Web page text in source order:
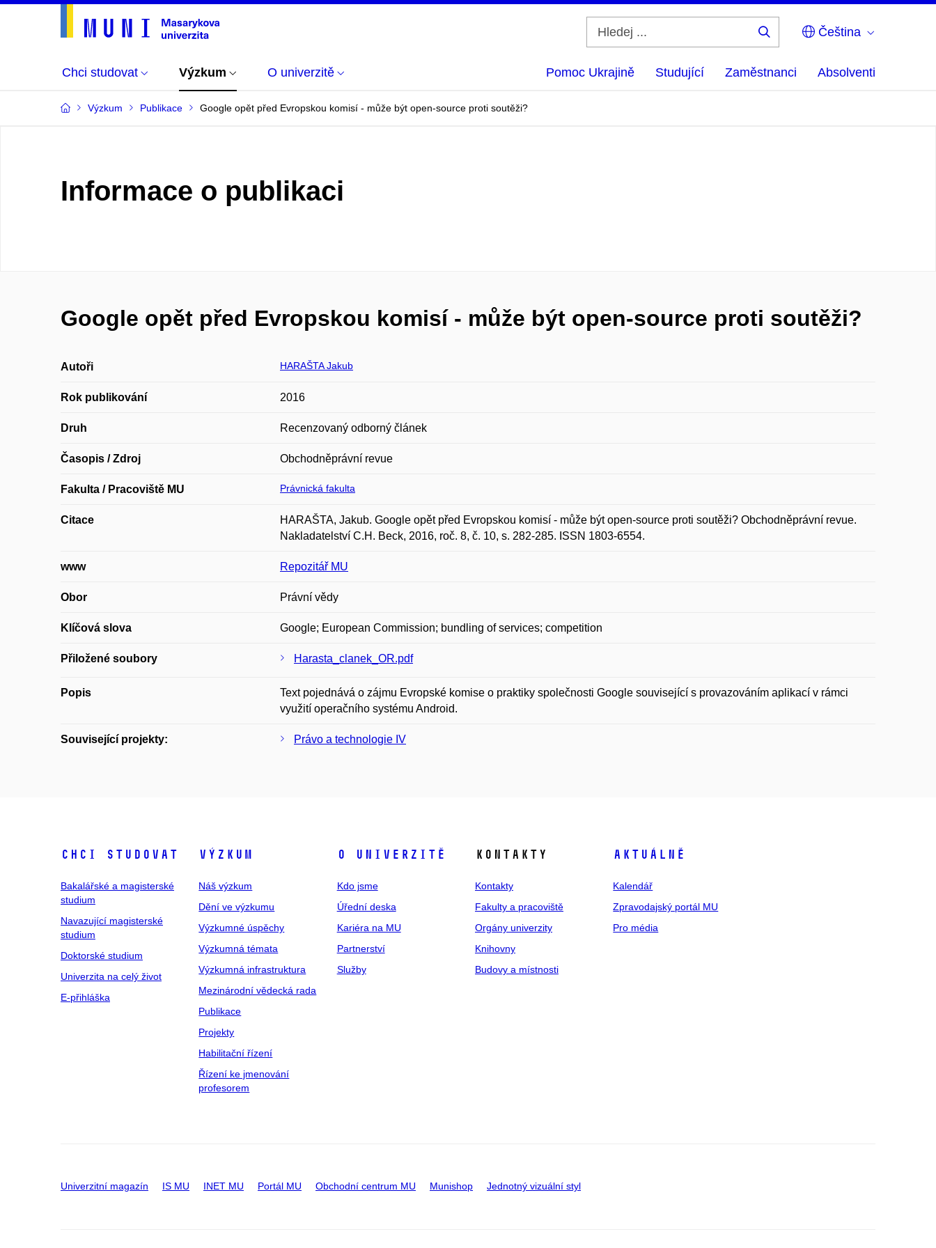
Čeština
Chci studovat Výzkum O univerzitě Pomoc Ukrajině Studující Zaměstnanci Absolventi
Výzkum Publikace Google opět před Evropskou komisí - může být open-source proti soutěži?
Informace o publikaci
Google opět před Evropskou komisí - může být open-source proti soutěži?
Autoři HARAŠTA Jakub
Rok publikování 2016
Druh Recenzovaný odborný článek
Časopis / Zdroj Obchodněprávní revue
Fakulta / Pracoviště MU Právnická fakulta
Citace
HARAŠTA, Jakub. Google opět před Evropskou komisí - může být open-source proti soutěži? Obchodněprávní revue.
Nakladatelství C.H. Beck, 2016, roč. 8, č. 10, s. 282-285. ISSN 1803-6554.
www Repozitář MU
Obor Právní vědy
Klíčová slova Google; European Commission; bundling of services; competition
Přiložené soubory Harasta_clanek_OR.pdf
Popis
Text pojednává o zájmu Evropské komise o praktiky společnosti Google související s provazováním aplikací v rámci
využití operačního systému Android.
Související projekty: Právo a technologie IV
Chci studovat
Bakalářské a magisterské
studium
Navazující magisterské
studium
Doktorské studium
Univerzita na celý život
E-přihláška
Výzkum
Náš výzkum
Dění ve výzkumu
Výzkumné úspěchy
Výzkumná témata
Výzkumná infrastruktura
Mezinárodní vědecká rada
Publikace
Projekty
Habilitační řízení
Řízení ke jmenování
profesorem
O univerzitě
Kdo jsme
Úřední deska
Kariéra na MU
Partnerství
Služby
Kontakty
Kontakty
Fakulty a pracoviště
Orgány univerzity
Knihovny
Budovy a místnosti
Aktuálně
Kalendář
Zpravodajský portál MU
Pro média
Univerzitní magazín IS MU INET MU Portál MU Obchodní centrum MU Munishop Jednotný vizuální styl